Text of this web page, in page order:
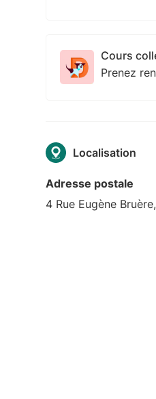
Cours
Prenez
Localisation
Adresse postale
4 Rue Eugène